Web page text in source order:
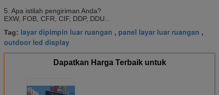
5. Apa istilah pengiriman Anda?
EXW, FOB, CFR, CIF, DDP, DDU...
Tag: layar dipimpin luar ruangan , panel layar luar ruangan ,
outdoor led display
Dapatkan Harga Terbaik untuk